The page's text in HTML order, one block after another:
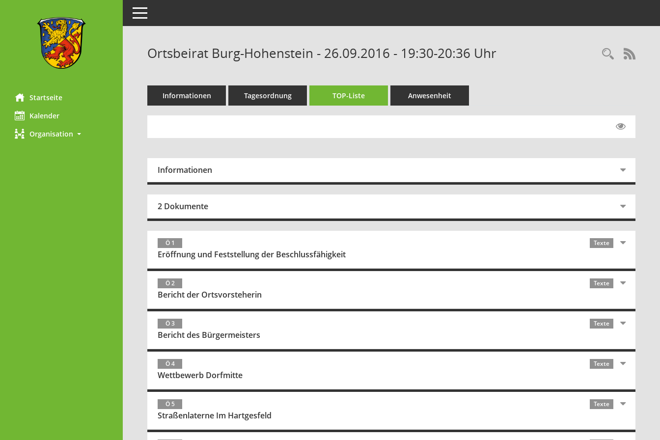
Startseite
Kalender
Organisation
Toggle navigation
Ortsbeirat Burg-Hohenstein - 26.09.2016 - 19:30-20:36 Uhr
Informationen Tagesordnung TOP-Liste Anwesenheit
Informationen
2 Dokumente
Ö 1 Texte
Eröffnung und Feststellung der Beschlussfähigkeit
Ö 2 Texte
Bericht der Ortsvorsteherin
Ö 3 Texte
Bericht des Bürgermeisters
Ö 4 Texte
Wettbewerb Dorfmitte
Ö 5 Texte
Straßenlaterne Im Hartgesfeld